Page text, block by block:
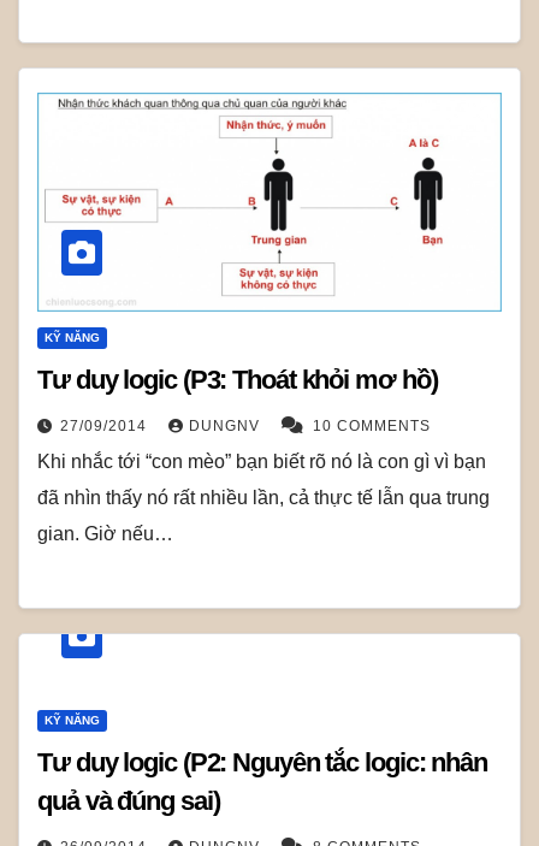
KỸ NĂNG
Tư duy logic (P3: Thoát khỏi mơ hồ)
27/09/2014 DUNGNV 10 COMMENTS
Khi nhắc tới “con mèo” bạn biết rõ nó là con gì vì bạn
đã nhìn thấy nó rất nhiều lần, cả thực tế lẫn qua trung
gian. Giờ nếu…
KỸ NĂNG
Tư duy logic (P2: Nguyên tắc logic: nhân
quả và đúng sai)